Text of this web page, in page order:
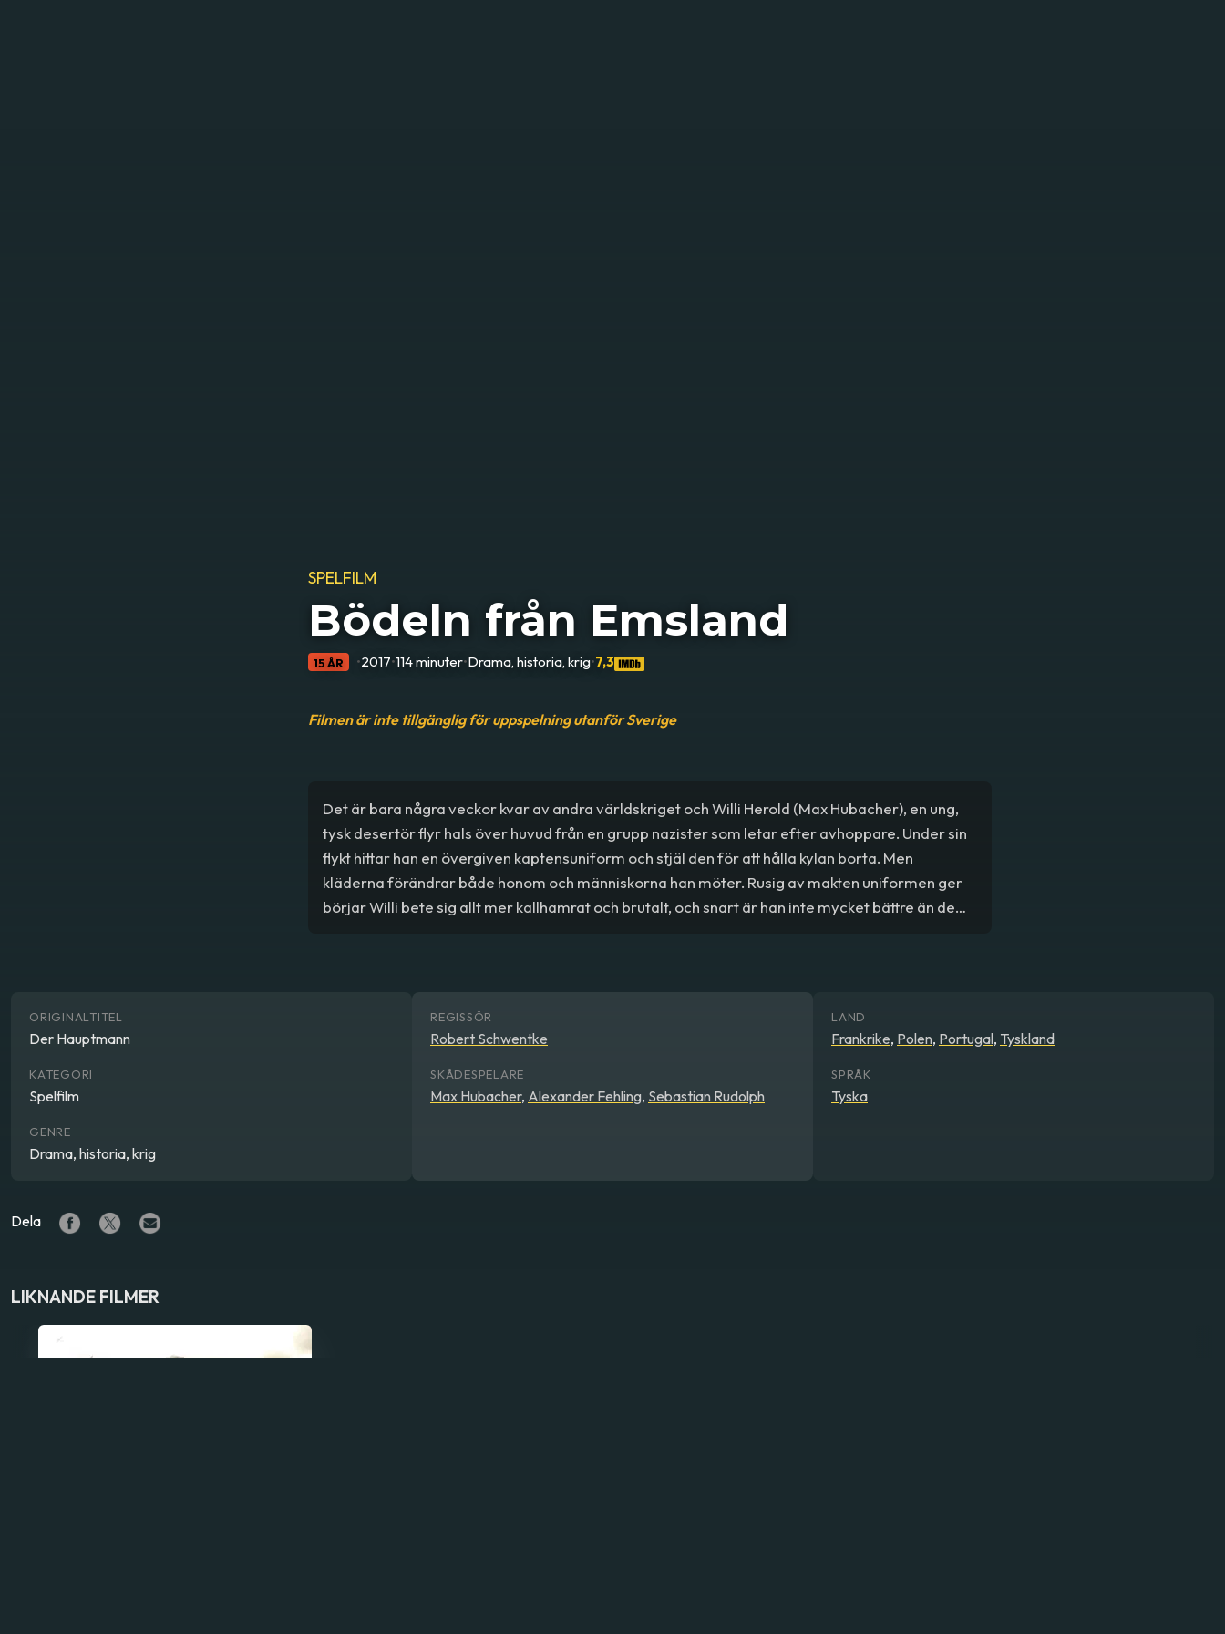
SPELFILM
Bödeln från Emsland
15 ÅR •2017•114 minuter•Drama, historia, krig•7,3
Filmen är inte tillgänglig för uppspelning utanför Sverige
Det är bara några veckor kvar av andra världskriget och Willi Herold (Max Hubacher), en ung,
tysk desertör flyr hals över huvud från en grupp nazister som letar efter avhoppare. Under sin
flykt hittar han en övergiven kaptensuniform och stjäl den för att hålla kylan borta. Men
kläderna förändrar både honom och människorna han möter. Rusig av makten uniformen ger
börjar Willi bete sig allt mer kallhamrat och brutalt, och snart är han inte mycket bättre än de
ORIGINALTITEL
Der Hauptmann
KATEGORI
Spelfilm
GENRE
Drama, historia, krig
REGISSÖR
Robert Schwentke
SKÅDESPELARE
Max Hubacher, Alexander Fehling, Sebastian Rudolph
LAND
Frankrike, Polen, Portugal, Tyskland
SPRÅK
Tyska
Dela
LIKNANDE FILMER